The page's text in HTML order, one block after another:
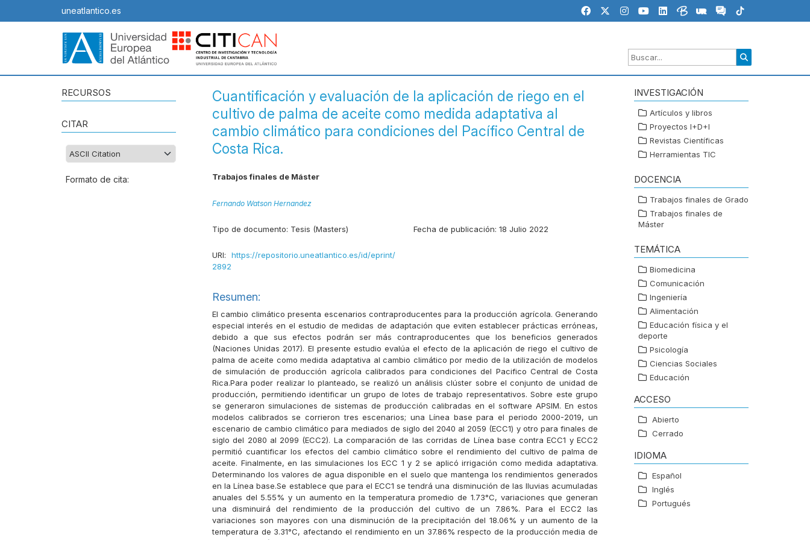
uneatlantico.es
RECURSOS
CITAR
Formato de cita:
Cuantificación y evaluación de la aplicación de riego en el
cultivo de palma de aceite como medida adaptativa al
cambio climático para condiciones del Pacífico Central de
Costa Rica.
Trabajos finales de Máster
Fernando Watson Hernandez
Tipo de documento: Tesis (Masters) Fecha de publicación: 18 Julio 2022
URI: https://repositorio.uneatlantico.es/id/eprint/
2892
Resumen:
El cambio climático presenta escenarios contraproducentes para la producción agrícola. Generando
especial interés en el estudio de medidas de adaptación que eviten establecer prácticas erróneas,
debido a que sus efectos podrán ser más contraproducentes que los beneficios generados
(Naciones Unidas 2017). El presente estudio evalúa el efecto de la aplicación de riego el cultivo de
palma de aceite como medida adaptativa al cambio climático por medio de la utilización de modelos
de simulación de producción agrícola calibrados para condiciones del Pacifico Central de Costa
Rica.Para poder realizar lo planteado, se realizó un análisis clúster sobre el conjunto de unidad de
producción, permitiendo identificar un grupo de lotes de trabajo representativos. Sobre este grupo
se generaron simulaciones de sistemas de producción calibradas en el software APSIM. En estos
modelos calibrados se corrieron tres escenarios; una Línea base para el periodo 2000-2019, un
escenario de cambio climático para mediados de siglo del 2040 al 2059 (ECC1) y otro para finales de
siglo del 2080 al 2099 (ECC2). La comparación de las corridas de Línea base contra ECC1 y ECC2
permitió cuantificar los efectos del cambio climático sobre el rendimiento del cultivo de palma de
aceite. Finalmente, en las simulaciones los ECC 1 y 2 se aplicó irrigación como medida adaptativa.
Determinando los valores de agua disponible en el suelo que mantenga los rendimientos generados
en la Línea base.Se establece que para el ECC1 se tendrá una disminución de las lluvias acumuladas
anuales del 5.55% y un aumento en la temperatura promedio de 1.73°C, variaciones que generan
una disminuirá del rendimiento de la producción del cultivo de un 7.86%. Para el ECC2 las
variaciones son mayores con una disminución de la precipitación del 18.06% y un aumento de la
temperatura de 3.31°C, afectando el rendimiento en un 37.86% respecto de la producción media de
INVESTIGACIÓN
Artículos y libros
Proyectos I+D+I
Revistas Científicas
Herramientas TIC
DOCENCIA
Trabajos finales de Grado
Trabajos finales de
Máster
TEMÁTICA
Biomedicina
Comunicación
Ingeniería
Alimentación
Educación física y el
deporte
Psicología
Ciencias Sociales
Educación
ACCESO
Abierto
Cerrado
IDIOMA
Español
Inglés
Portugués